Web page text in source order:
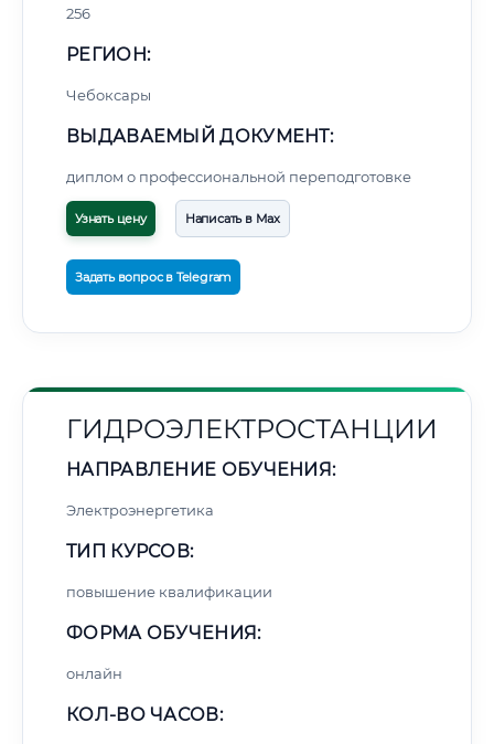
256
РЕГИОН:
Чебоксары
ВЫДАВАЕМЫЙ ДОКУМЕНТ:
диплом о профессиональной переподготовке
Узнать цену Написать в Max
Задать вопрос в Telegram
ГИДРОЭЛЕКТРОСТАНЦИИ
НАПРАВЛЕНИЕ ОБУЧЕНИЯ:
Электроэнергетика
ТИП КУРСОВ:
повышение квалификации
ФОРМА ОБУЧЕНИЯ:
онлайн
КОЛ-ВО ЧАСОВ: